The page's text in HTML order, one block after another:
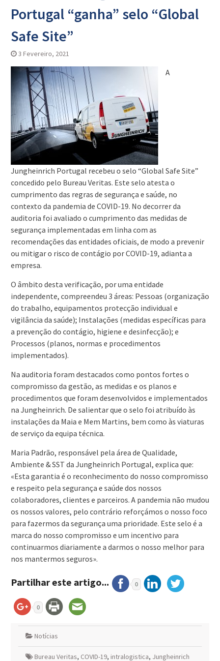
Portugal “ganha” selo “Global
Safe Site”
3 Fevereiro, 2021
A
Jungheinrich Portugal recebeu o selo “Global Safe Site”
concedido pelo Bureau Veritas. Este selo atesta o
cumprimento das regras de segurança e saúde, no
contexto da pandemia de COVID-19. No decorrer da
auditoria foi avaliado o cumprimento das medidas de
segurança implementadas em linha com as
recomendações das entidades oficiais, de modo a prevenir
ou mitigar o risco de contágio por COVID-19, adianta a
empresa.
O âmbito desta verificação, por uma entidade
independente, compreendeu 3 áreas: Pessoas (organização
do trabalho, equipamentos protecção individual e
vigilância da saúde); Instalações (medidas específicas para
a prevenção do contágio, higiene e desinfecção); e
Processos (planos, normas e procedimentos
implementados).
Na auditoria foram destacados como pontos fortes o
compromisso da gestão, as medidas e os planos e
procedimentos que foram desenvolvidos e implementados
na Jungheinrich. De salientar que o selo foi atribuído às
instalações da Maia e Mem Martins, bem como às viaturas
de serviço da equipa técnica.
Maria Padrão, responsável pela área de Qualidade,
Ambiente & SST da Jungheinrich Portugal, explica que:
«Esta garantia é o reconhecimento do nosso compromisso
e respeito pela segurança e saúde dos nossos
colaboradores, clientes e parceiros. A pandemia não mudou
os nossos valores, pelo contrário reforçámos o nosso foco
para fazermos da segurança uma prioridade. Este selo é a
marca do nosso compromisso e um incentivo para
continuarmos diariamente a darmos o nosso melhor para
nos mantermos seguros».
Partilhar este artigo... 0
0
Notícias
Bureau Veritas, COVID-19, intralogistica, Jungheinrich